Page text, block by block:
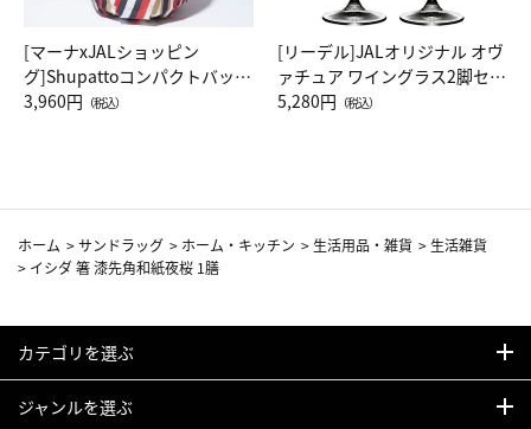
[マーナxJALショッピン
グ]Shupattoコンパクトバッグ
Drop JAL客室乗務員（LC）ス
3,960円 （税込）
[リーデル]JALオリジナル オヴ
ァチュア ワイングラス2脚セッ
ト（レッドワイン）
5,280円 （税込）
ホーム >サンドラッグ > ホーム・キッチン > 生活用品・雑貨 > 生活雑貨
> イシダ 箸 漆先角和紙夜桜 1膳
カテゴリを選ぶ
ジャンルを選ぶ